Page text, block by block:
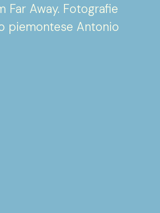
Far Away. Fotografie
piemontese Antonio